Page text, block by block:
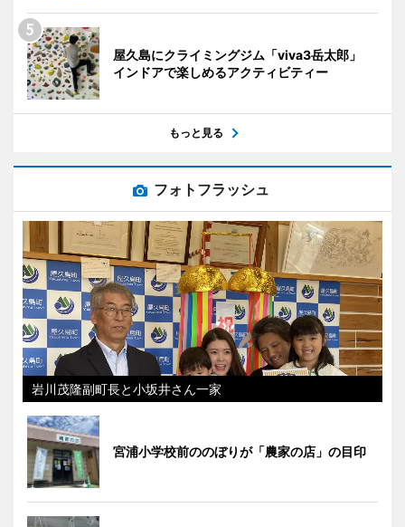
屋久島にクライミングジム「viva3岳太郎」
インドアで楽しめるアクティビティー
もっと見る
フォトフラッシュ
岩川茂隆副町長と小坂井さん一家
宮浦小学校前ののぼりが「農家の店」の目印